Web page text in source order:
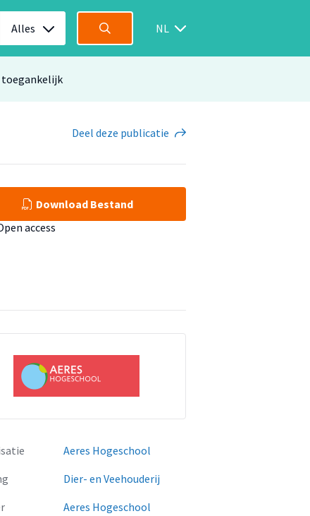
Alles NL
toegankelijk
Deel deze publicatie
Download Bestand
access
Aeres Hogeschool
Dier- en Veehouderij
Aeres Hogeschool